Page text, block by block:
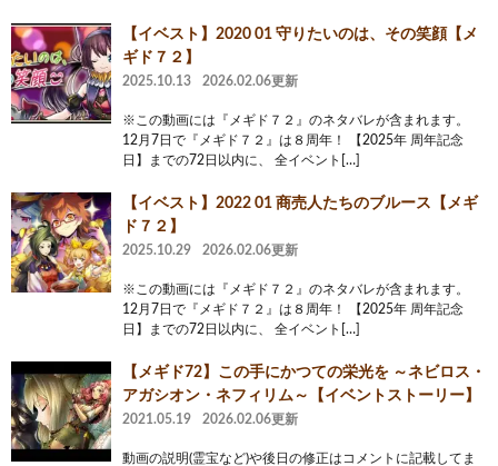
【イベスト】2020 01 守りたいのは、その笑顔【メ
ギド７２】
2025.10.13 2026.02.06更新
※この動画には『メギド７２』のネタバレが含まれます。
12月7日で『メギド７２』は８周年！ 【2025年 周年記念
日】までの72日以内に、 全イベント[…]
【イベスト】2022 01 商売人たちのブルース【メギ
ド７２】
2025.10.29 2026.02.06更新
※この動画には『メギド７２』のネタバレが含まれます。
12月7日で『メギド７２』は８周年！ 【2025年 周年記念
日】までの72日以内に、 全イベント[…]
【メギド72】この手にかつての栄光を ～ネビロス・
アガシオン・ネフィリム～【イベントストーリー】
2021.05.19 2026.02.06更新
動画の説明(霊宝など)や後日の修正はコメントに記載してま